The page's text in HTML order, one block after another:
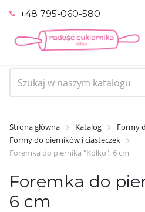
+48 795-060-580
Strona główna Katalog
Formy
Formy do pierników i ciasteczek
Foremka do piernika "Kółko", 6 cm
Foremka do
6 cm